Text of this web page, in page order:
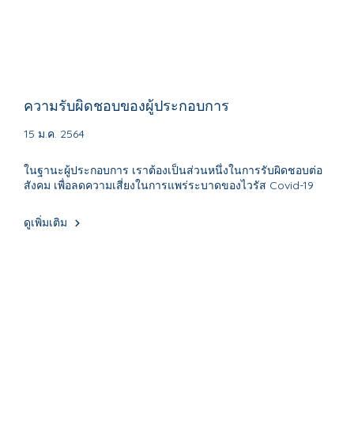
ความรับผิดชอบของผู้ประกอบการ
15 ม.ค. 2564
ในฐานะผู้ประกอบการ เราต้องเป็นส่วนหนึ่งในการรับผิดชอบต่อ
สังคม เพื่อลดความเสี่ยงในการแพร่ระบาดของไวรัส Covid-19
ดูเพิ่มเติม